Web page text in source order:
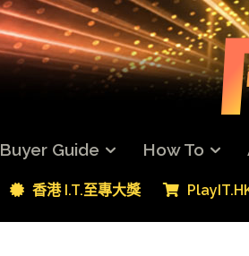
Buyer Guide How To
香港 I.T.至專大獎